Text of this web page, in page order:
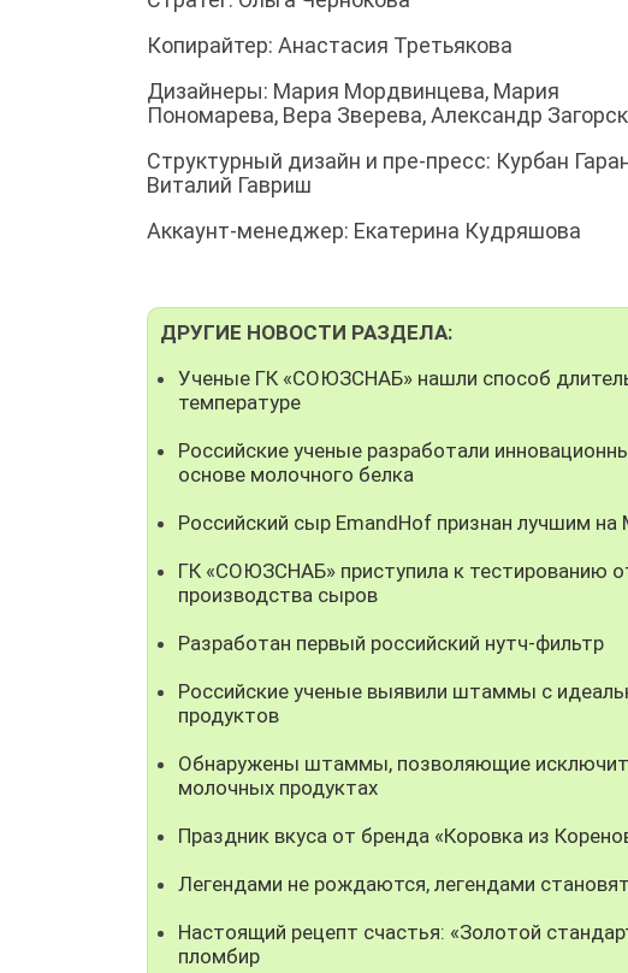
Копирайтер: Анастасия Третьякова
Дизайнеры: Мария Мордвинцева, Мария
Пономарева, Вера Зверева, Александр
Структурный дизайн и пре-пресс: Курбан
Виталий Гавриш
Аккаунт-менеджер: Екатерина Кудряшова
ДРУГИЕ НОВОСТИ РАЗДЕЛА:
Ученые ГК «СОЮЗСНАБ» нашли способ
температуре
Российские ученые разработали
основе молочного белка
Российский сыр EmandHof признан лучшим
ГК «СОЮЗСНАБ» приступила к тестированию
производства сыров
Разработан первый российский нутч-фильтр
Российские ученые выявили штаммы с
продуктов
Обнаружены штаммы, позволяющие
молочных продуктах
Праздник вкуса от бренда «Коровка из
Легендами не рождаются, легендами
Настоящий рецепт счастья: «Золотой
пломбир